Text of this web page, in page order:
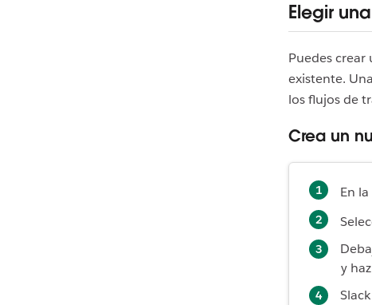
Elegir
Puedes
existente.
los flujos de
Crea un
En
y